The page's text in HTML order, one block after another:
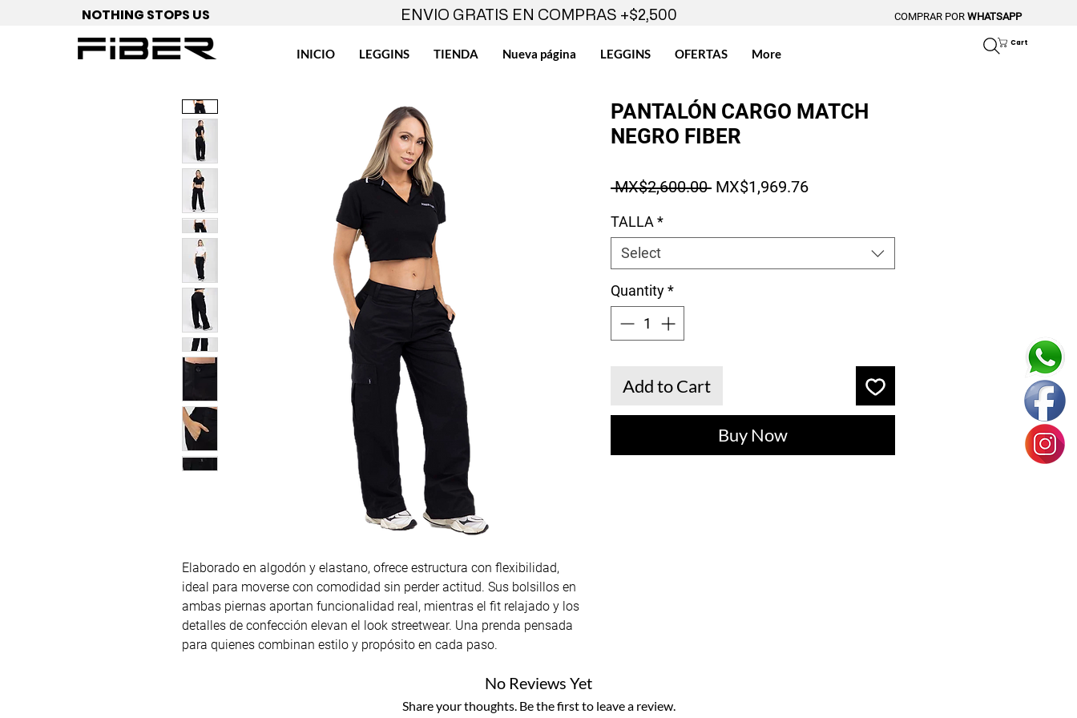
NOTHING STOPS US
INICIO LEGGINS TIENDA Nueva página LEGGINS OFERTAS More
ENVIO GRATIS EN COMPRAS +$2,500
Cart
COMPRAR POR WHATSAPP
Elaborado en algodón y elastano, ofrece estructura con flexibilidad,
ideal para moverse con comodidad sin perder actitud. Sus bolsillos en
ambas piernas aportan funcionalidad real, mientras el fit relajado y los
detalles de confección elevan el look streetwear. Una prenda pensada
para quienes combinan estilo y propósito en cada paso.
PANTALÓN CARGO MATCH
NEGRO FIBER
MX$2,600.00 Regular Price
MX$1,969.76Sale Price
TALLA *
Select
Quantity*
Add to Cart
Buy Now
No Reviews Yet
Share your thoughts. Be the first to leave a review.